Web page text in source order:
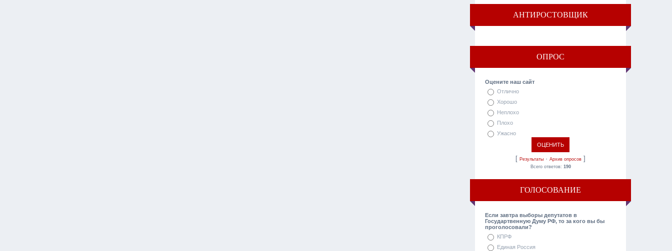
АНТИРОСТОВЩИК
ОПРОС
Оцените наш сайт
Отлично
Хорошо
Неплохо
Плохо
Ужасно
[Результаты ·Архив опросов ]
Всего ответов: 190
ГОЛОСОВАНИЕ
Если завтра выборы депутатов в
Государтвенную Думу РФ, то за кого вы бы
проголосовали?
КПРФ
Единая Россия